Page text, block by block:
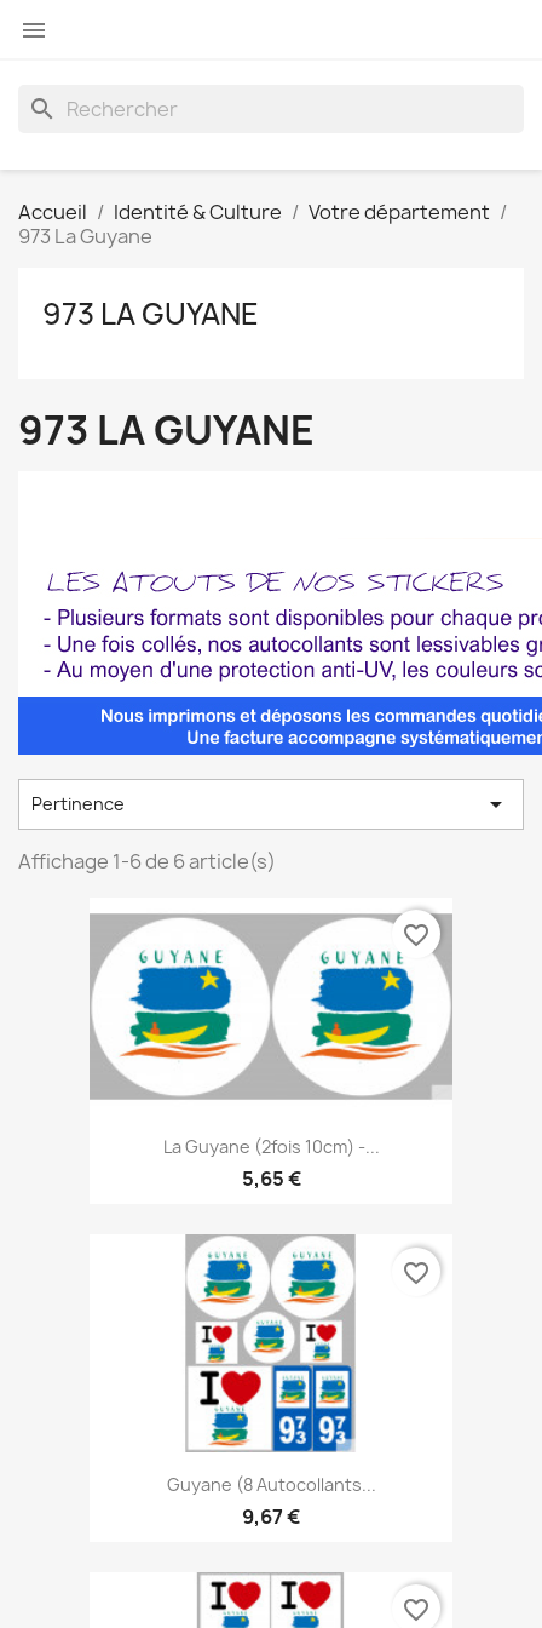

search
Accueil Identité & Culture
Votre département
973 La Guyane
973 LA GUYANE
973 LA GUYANE
Pertinence 
Affichage 1-6 de 6 article(s)
La Guyane (2fois 10cm) -...
5,65 €
favorite_border
Guyane (8 Autocollants...
9,67 €
favorite_border
favorite_border